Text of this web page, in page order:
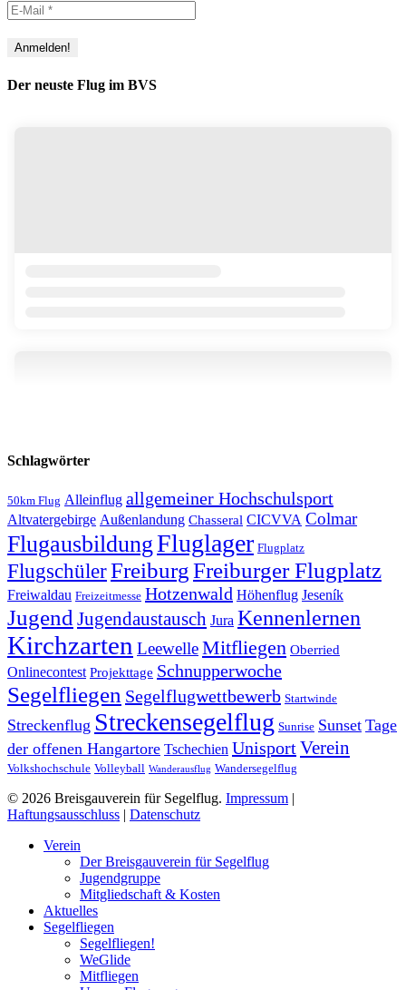
Der neuste Flug im BVS
Schlagwörter
50km Flug Alleinflug allgemeiner Hochschulsport
Altvatergebirge Außenlandung Chasseral CICVVA Colmar
FlugausbildungFluglager Flugplatz
FlugschülerFreiburgFreiburger Flugplatz
Freiwaldau Freizeitmesse Hotzenwald Höhenflug Jeseník
Jugend Jugendaustausch Jura Kennenlernen
Kirchzarten LeewelleMitfliegen Oberried
Onlinecontest Projekttage Schnupperwoche
Segelfliegen Segelflugwettbewerb Startwinde
Streckenflug Streckensegelflug Sunrise Sunset Tage
der offenen Hangartore Tschechien UnisportVerein
Volkshochschule Volleyball Wanderausflug Wandersegelflug
© 2026 Breisgauverein für Segelflug. Impressum |
Haftungsausschluss | Datenschutz
Close
Verein
Der Breisgauverein für Segelflug
Jugendgruppe
Mitgliedschaft & Kosten
Aktuelles
Segelfliegen
Segelfliegen!
WeGlide
Mitfliegen